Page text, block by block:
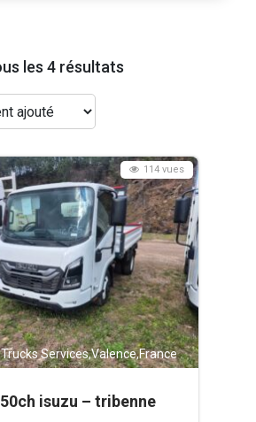
les 4 résultats
isuzu – tribenne
Services,Valence,France
114 vues